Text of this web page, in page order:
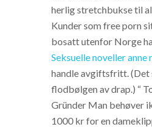
herlig stretchbukse til
Kunder som free porn
bosatt utenfor Norge
Seksuelle noveller anne
handle avgiftsfritt. (Det
flodbølgen av drap.) “
Gründer Man behøver
1000 kr for en